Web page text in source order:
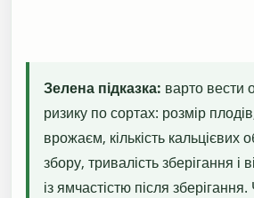
Зелена підказка: варто вести
ризику по сортах: розмір
врожаєм, кількість кальцієвих
збору, тривалість зберігання і
із ямчастістю після